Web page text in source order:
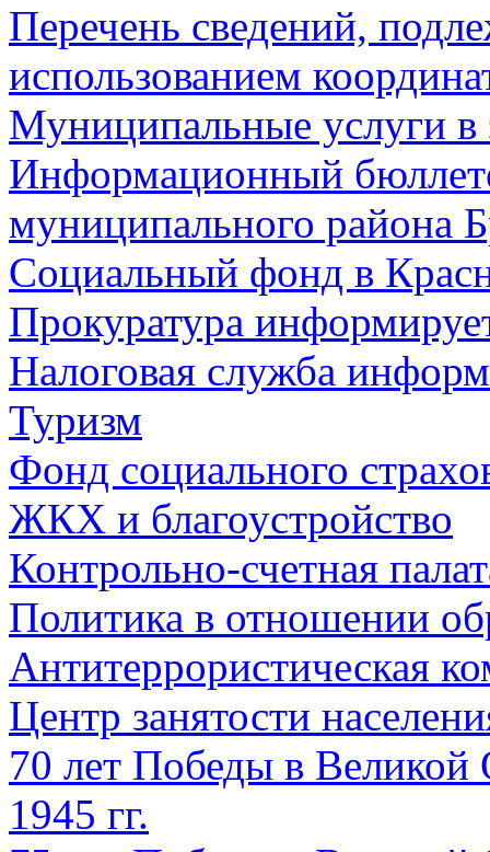
Перечень сведений,
использованием
Муниципальные услуги в
Информационный
муниципального района
Социальный фонд в
Прокуратура
Налоговая служба
Туризм
Фонд социального
ЖКХ и благоустройство
Контрольно-счетная
Политика в отношении
Антитеррористическая
Центр занятости
70 лет Победы в Великой
1945 гг.